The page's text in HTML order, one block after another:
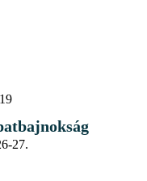
27.